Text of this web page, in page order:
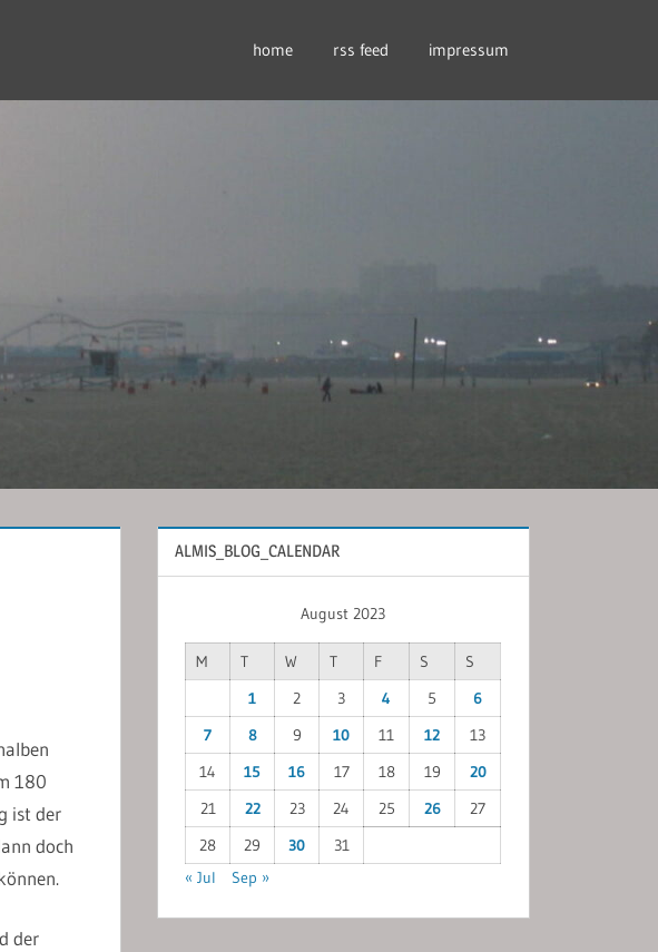
home rss feed impressum
180
ist der
doch
der
ALMIS_BLOG_CALENDAR
August 2023
M T W T F S
S
1
2 3 4 5
6
7
8 9 10 11 12
13
14
15 16 17 18 19
20
21
22 23 24 25 26
27
28
29 30
31
« Jul
Sep »